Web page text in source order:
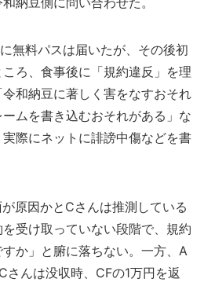
無料パスは届いたが、その後初
ろ、食事後に「規約違反」を理
和納豆に著しく害をなすおそれ
ムを書き込むおそれがある」な
際にネットに誹謗中傷などを書
原因かとCさんは推測している
受け取っていない段階で、規約
か」と腑に落ちない。一方、A
さんは没収時、CFの1万円を返